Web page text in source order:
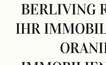
BERLIVING
IHR